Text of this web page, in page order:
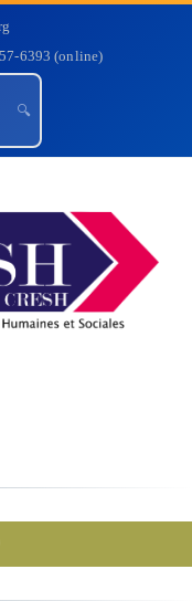
6393 (online)
🔍